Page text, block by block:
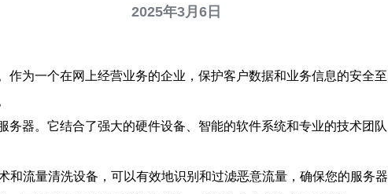
2025年3月6日
为一个在网上经营业务的企业，保护客户数据和业务信息的安全
器。它结合了强大的硬件设备、智能的软件系统和专业的技术团
流量清洗设备，可以有效地识别和过滤恶意流量，确保您的服务器